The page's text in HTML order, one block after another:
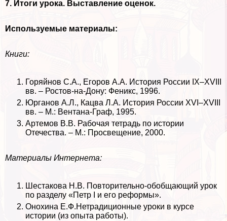
7. Итоги урока. Выставление оценок.
Используемые материалы:
Книги:
Горяйнов С.А., Егоров А.А. История России IX–XVIII
вв. – Ростов-на-Дону: Феникс, 1996.
Юрганов А.Л., Кацва Л.А. История России XVI–XVIII
вв. – М.: Вентана-Граф, 1995.
Артемов В.В. Рабочая тетрадь по истории
Отечества. – М.: Просвещение, 2000.
Материалы Интернета:
Шестакова Н.В. Повторительно-обобщающий урок
по разделу «Петр I и его реформы».
Онохина Е.Ф.Нетрадиционные уроки в курсе
истории (из опыта работы).